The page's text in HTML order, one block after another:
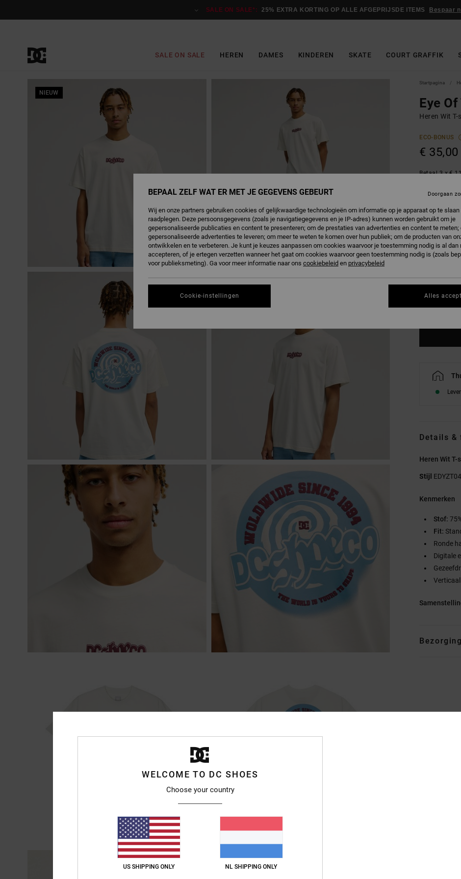
SALE ON SALE*: 25% EXTRA KORTING OP ALLE AFGEPRIJSDE ITEMS Bespaar
SALE ON SALE HEREN DAMES KINDEREN SKATE COURT GRAFFIK
NIEUW
Startpagina
Eye
Heren Wit
ECO-BONUS
€ 35,00
Betaal 3 x €
KleurLily
Zie
Details &
Heren Wit T-
Stijl
Kenmerken
Stof:
Fit:
Ronde
Digitale
WELCOME TO DC SHOES
Choose your country
US SHIPPING ONLY NL SHIPPING ONLY
BEPAAL ZELF WAT ER MET JE GEGEVENS GEBEURT
Wij en onze partners gebruiken cookies of gelijkwaardige technologieën om informatie op je apparaat op te
raadplegen. Deze persoonsgegevens (zoals je navigatiegegevens en je IP-adres) kunnen worden gebruikt om je
gepersonaliseerde publicaties en content te presenteren; om de prestaties van advertenties en content te meten;
gepersonaliseerde advertenties te leveren; om meer te weten te komen over hun publiek; om de producten van
ontwikkelen en te verbeteren. Je kunt je keuzes aanpassen om cookies waarvoor je toestemming nodig is al dan
accepteren, of je ertegen verzetten wanneer het gaat om cookies waarvoor geen toestemming nodig is (zoals
voor publieksmeting). Ga voor meer informatie naar ons cookiebeleid en privacybeleid
Cookie-instellingen
Doorgaan
Alles